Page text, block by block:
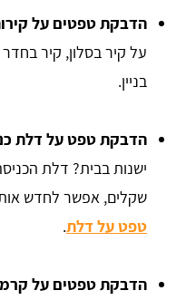
הדבקת טפטים על
על קיר בסלון, קיר בחדר
בניין.
הדבקת טפט על דלת
ישנות בבית? דלת
שקלים, אפשר לחדש
טפט על דלת.
הדבקת טפטים על